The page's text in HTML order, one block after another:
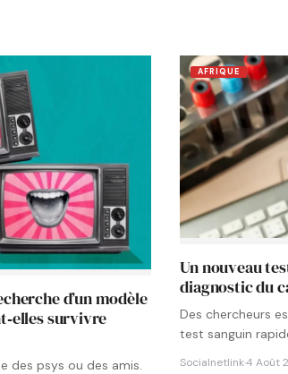
d’un modèle
survivre
des psys ou des amis.
AFRIQUE
Un nouveau
diagnostic du
Des chercheurs
test sanguin
Socialnetlink·4 Août